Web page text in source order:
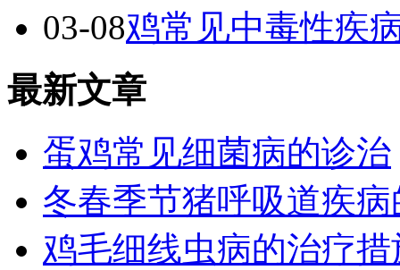
03-08鸡常见中毒性疾
最新文章
蛋鸡常见细菌病的诊治
冬春季节猪呼吸道疾
鸡毛细线虫病的治疗措